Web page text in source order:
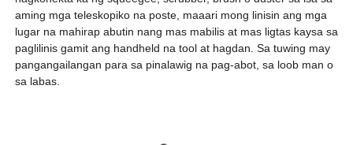
aming mga teleskopiko na poste, maaari mong linisin ang mga
lugar na mahirap abutin nang mas mabilis at mas ligtas kaysa sa
paglilinis gamit ang handheld na tool at hagdan. Sa tuwing may
pangangailangan para sa pinalawig na pag-abot, sa loob man o
sa labas.